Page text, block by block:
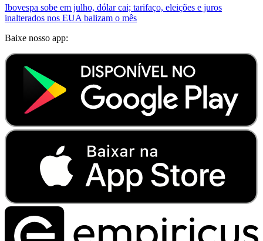
Ibovespa sobe em julho, dólar cai; tarifaço, eleições e juros
inalterados nos EUA balizam o mês
Baixe nosso app: